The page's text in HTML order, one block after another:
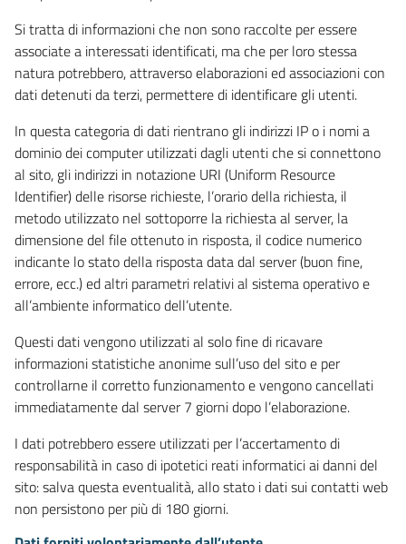
Si tratta di informazioni che non sono raccolte per essere
associate a interessati identificati, ma che per loro stessa
natura potrebbero, attraverso elaborazioni ed associazioni con
dati detenuti da terzi, permettere di identificare gli utenti.
In questa categoria di dati rientrano gli indirizzi IP o i nomi a
dominio dei computer utilizzati dagli utenti che si connettono
al sito, gli indirizzi in notazione URI (Uniform Resource
Identifier) delle risorse richieste, l’orario della richiesta, il
metodo utilizzato nel sottoporre la richiesta al server, la
dimensione del file ottenuto in risposta, il codice numerico
indicante lo stato della risposta data dal server (buon fine,
errore, ecc.) ed altri parametri relativi al sistema operativo e
all’ambiente informatico dell’utente.
Questi dati vengono utilizzati al solo fine di ricavare
informazioni statistiche anonime sull’uso del sito e per
controllarne il corretto funzionamento e vengono cancellati
immediatamente dal server 7 giorni dopo l’elaborazione.
I dati potrebbero essere utilizzati per l’accertamento di
responsabilità in caso di ipotetici reati informatici ai danni del
sito: salva questa eventualità, allo stato i dati sui contatti web
non persistono per più di 180 giorni.